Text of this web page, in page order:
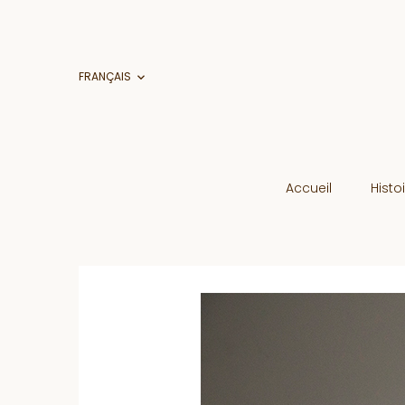
FRANÇAIS 
Accueil